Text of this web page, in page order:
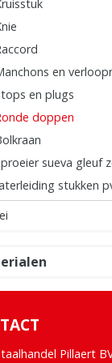
en
en plugs
doppen
sueva gleuf
stukken
Pillaert